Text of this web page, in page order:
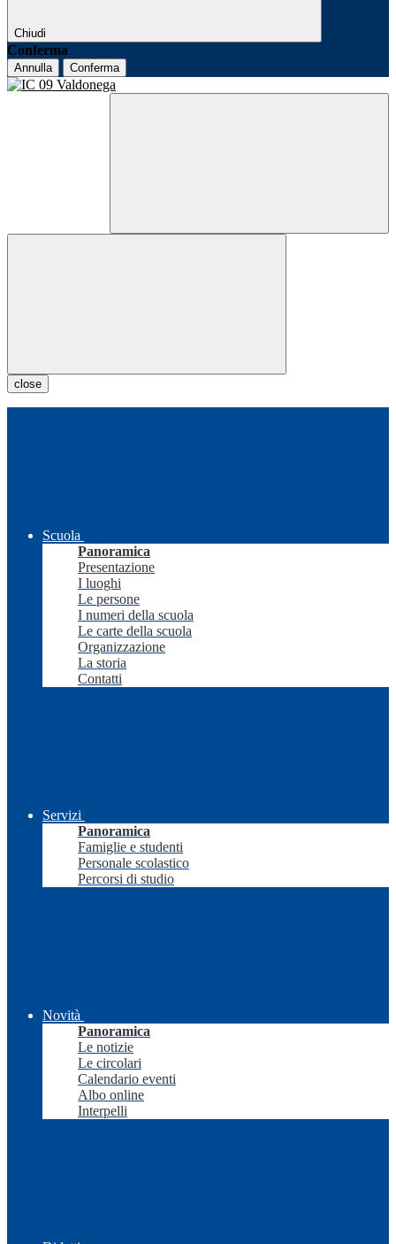
Chiudi
Conferma
Annulla Conferma
close
Scuola
Panoramica
Presentazione
I luoghi
Le persone
I numeri della scuola
Le carte della scuola
Organizzazione
La storia
Contatti
Servizi
Panoramica
Famiglie e studenti
Personale scolastico
Percorsi di studio
Novità
Panoramica
Le notizie
Le circolari
Calendario eventi
Albo online
Interpelli